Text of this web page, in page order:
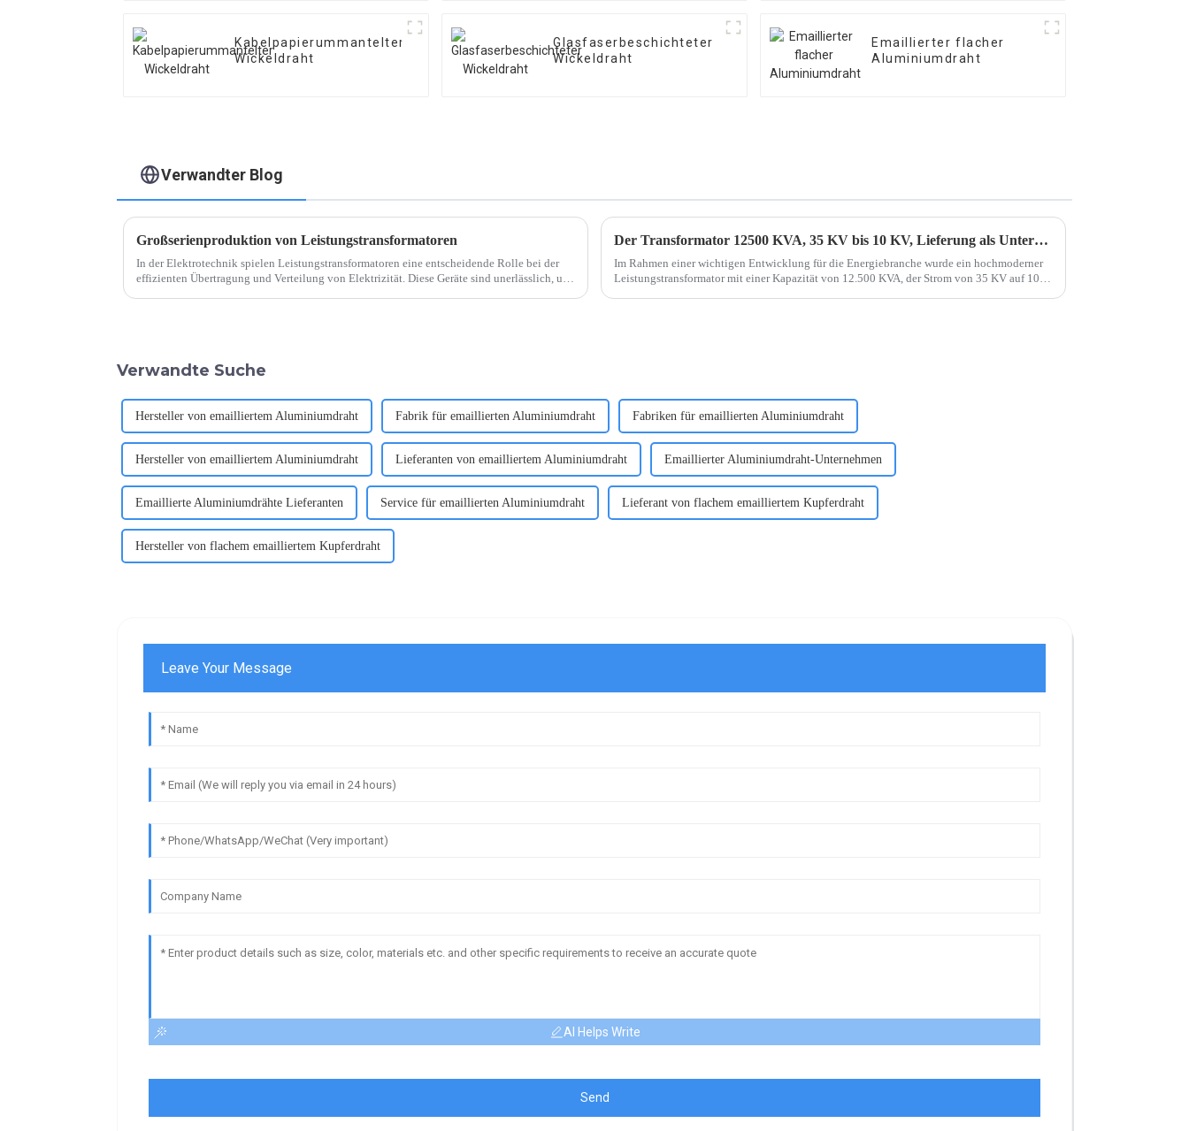
Kabelpapierummantelter
Wickeldraht
Glasfaserbeschichteter
Wickeldraht
Emaillierter flacher
Aluminiumdraht
Verwandter Blog
Großserienproduktion von Leistungstransformatoren
In der Elektrotechnik spielen Leistungstransformatoren eine entscheidende Rolle bei der
effizienten Übertragung und Verteilung von Elektrizität. Diese Geräte sind unerlässlich, um
Der Transformator 12500 KVA, 35 KV bis 10 KV, Lieferung als Unterpaket
Im Rahmen einer wichtigen Entwicklung für die Energiebranche wurde ein hochmoderner
Leistungstransformator mit einer Kapazität von 12.500 KVA, der Strom von 35 KV auf 10
Verwandte Suche
Hersteller von emailliertem Aluminiumdraht Fabrik für emaillierten Aluminiumdraht Fabriken für emaillierten Aluminiumdraht
Hersteller von emailliertem Aluminiumdraht Lieferanten von emailliertem Aluminiumdraht Emaillierter Aluminiumdraht-Unternehmen
Emaillierte Aluminiumdrähte Lieferanten Service für emaillierten Aluminiumdraht Lieferant von flachem emailliertem Kupferdraht
Hersteller von flachem emailliertem Kupferdraht
Leave Your Message
AI Helps Write
Send